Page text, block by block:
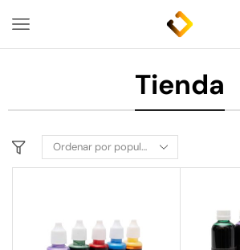
Tienda